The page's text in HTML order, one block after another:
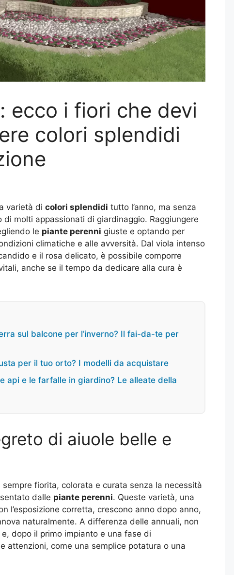
ecco i fiori che devi
colori splendidi
varietà di colori splendidi tutto l’anno, ma senza
molti appassionati di giardinaggio. Raggiungere
le piante perenni giuste e optando per
climatiche e alle avversità. Dal viola intenso
e il rosa delicato, è possibile comporre
anche se il tempo da dedicare alla cura è
sul balcone per l’inverno? Il fai-da-te per
per il tuo orto? I modelli da acquistare
api e le farfalle in giardino? Le alleate della
di aiuole belle e
sempre fiorita, colorata e curata senza la necessità
dalle piante perenni. Queste varietà, una
l’esposizione corretta, crescono anno dopo anno,
naturalmente. A differenza delle annuali, non
dopo il primo impianto e una fase di
attenzioni, come una semplice potatura o una